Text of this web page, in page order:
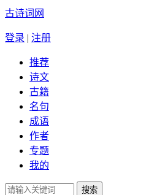
古诗词网
登录 | 注册
推荐
诗文
古籍
名句
成语
作者
专题
我的